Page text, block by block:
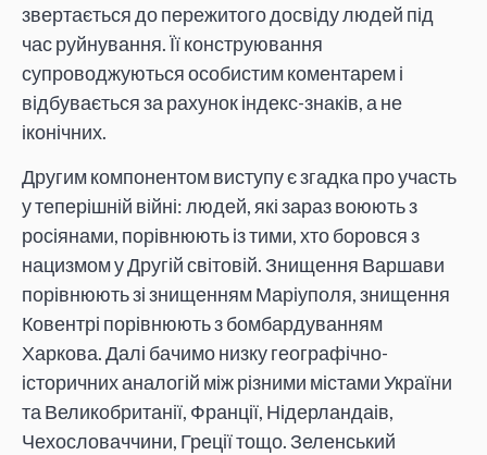
звертається до пережитого досвіду людей під
час руйнування. Її конструювання
супроводжуються особистим коментарем і
відбувається за рахунок індекс-знаків, а не
іконічних.
Другим компонентом виступу є згадка про участь
у теперішній війні: людей, які зараз воюють з
росіянами, порівнюють із тими, хто боровся з
нацизмом у Другій світовій. Знищення Варшави
порівнюють зі знищенням Маріуполя, знищення
Ковентрі порівнюють з бомбардуванням
Харкова. Далі бачимо низку географічно-
історичних аналогій між різними містами України
та Великобританії, Франції, Нідерландаів,
Чехословаччини, Греції тощо. Зеленський